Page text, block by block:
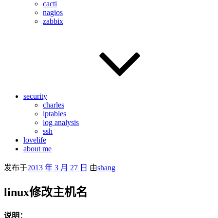
cacti
nagios
zabbix
security
charles
iptables
log analysis
ssh
lovelife
about me
发布于2013 年 3 月 27 日 由shang
linux修改主机名
说明：